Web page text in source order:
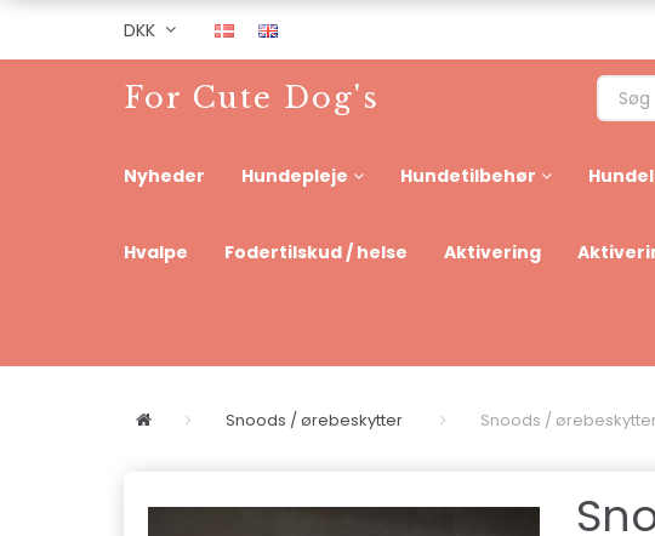
DKK
For Cute Dog's
Nyheder Hundepleje Hundetilbehør
Hvalpe Fodertilskud / helse Aktivering
Snoods / ørebeskytter Snoods /